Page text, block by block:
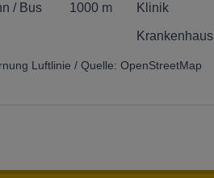
/ Bus 1000 m Klinik
Krankenhaus
Luftlinie / Quelle: OpenStreetMap